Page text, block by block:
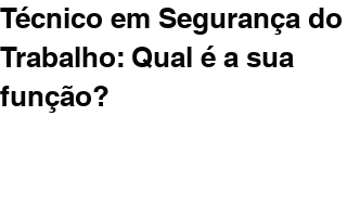
Técnico em Segurança do
Trabalho: Qual é a sua
função?